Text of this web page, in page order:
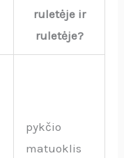
ruletėje ir
ruletėje?
pykčio
matuoklis